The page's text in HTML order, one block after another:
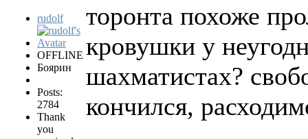
rudolf
OFFLINE
Боярин
Posts:
2784
Thank
you
торонта похоже
кровушки у
шахматистах?
кончился,